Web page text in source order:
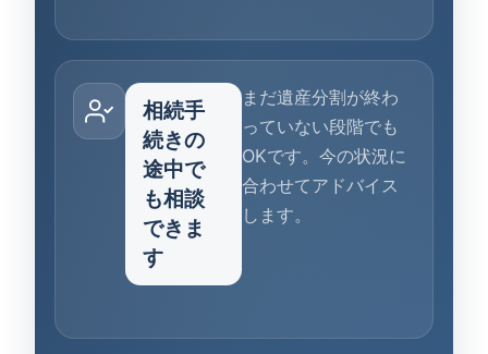
相続手
続きの
途中で
も相談
できま
す
まだ遺産分割が終わ
っていない段階でも
OKです。今の状況に
合わせてアドバイス
します。